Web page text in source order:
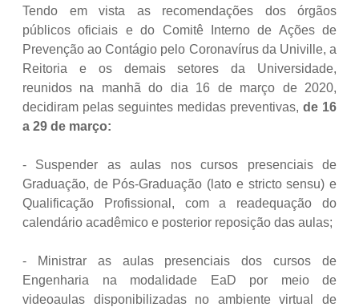
Tendo em vista as recomendações dos órgãos
públicos oficiais e do Comitê Interno de Ações de
Prevenção ao Contágio pelo Coronavírus da Univille, a
Reitoria e os demais setores da Universidade,
reunidos na manhã do dia 16 de março de 2020,
decidiram pelas seguintes medidas preventivas, de 16
a 29 de março:
- Suspender as aulas nos cursos presenciais de
Graduação, de Pós-Graduação (lato e stricto sensu) e
Qualificação Profissional, com a readequação do
calendário acadêmico e posterior reposição das aulas;
- Ministrar as aulas presenciais dos cursos de
Engenharia na modalidade EaD por meio de
videoaulas disponibilizadas no ambiente virtual de